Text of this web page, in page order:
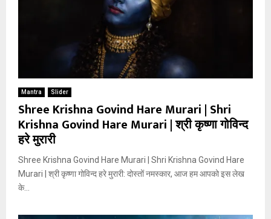
Mantra Slider
Shree Krishna Govind Hare Murari | Shri
Krishna Govind Hare Murari | श्री कृष्णा गोविन्द
हरे मुरारी
Shree Krishna Govind Hare Murari | Shri Krishna Govind Hare
Murari | श्री कृष्णा गोविन्द हरे मुरारी: दोस्तों नमस्कार, आज हम आपको इस लेख
के...